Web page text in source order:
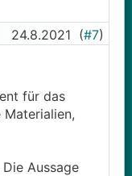
24.8.2021 (#7)
für das
Aussage